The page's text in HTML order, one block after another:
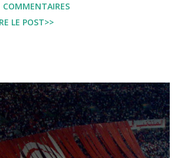
Sarah American girl Massir mots a
Tun...
COMMENTAIRES
LE POST>>